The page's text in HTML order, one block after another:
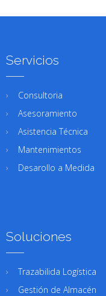
Servicios
Consultoria
Asesoramiento
Asistencia Técnica
Mantenimientos
Desarollo a Medida
Soluciones
Trazabilida Logística
Gestión de Almacén